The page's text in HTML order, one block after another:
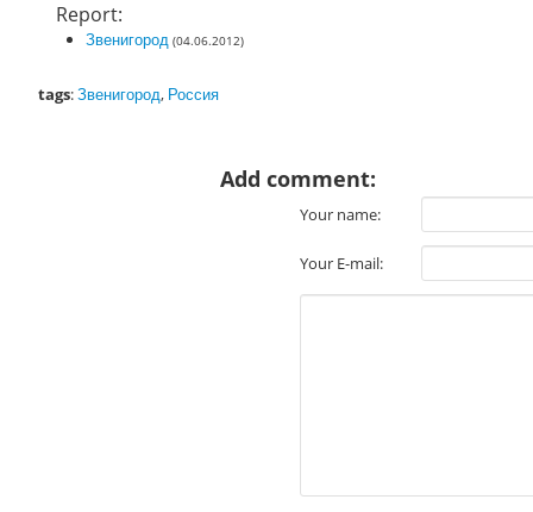
Report:
Звенигород (04.06.2012)
tags:Звенигород, Россия
Add comment:
Your name:
Your E-mail: